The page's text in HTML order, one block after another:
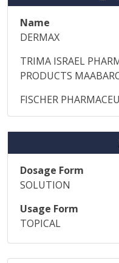
Name
DERMAX
TRIMA ISRAEL
PRODUCTS
FISCHER
Dosage Form
SOLUTION
Usage Form
TOPICAL